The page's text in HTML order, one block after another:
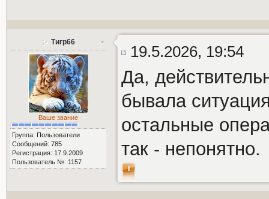
Тигр66
Ваше звание
Группа: Пользователи
Сообщений: 785
Регистрация: 17.9.2009
Пользователь №: 1157
19.5.2026, 19:54
Да,
бывала
остальные
так - непонятно.